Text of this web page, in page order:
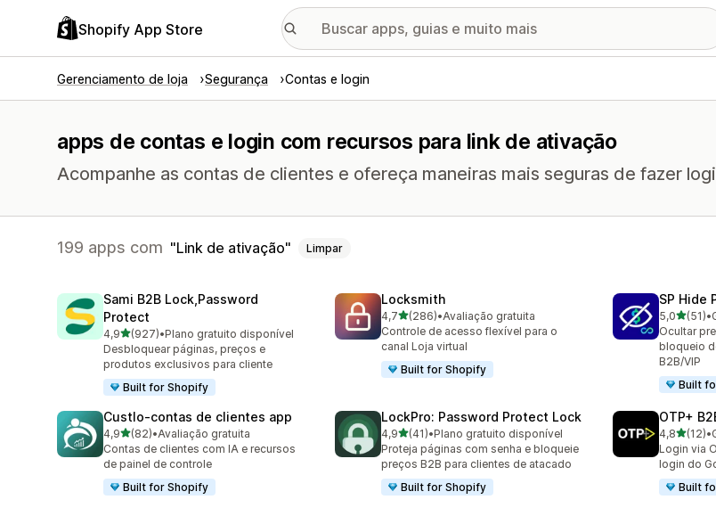
Shopify App Store
Gerenciamento de loja Segurança Contas e login
apps de contas e login com recursos para link de ativação
Acompanhe as contas de clientes e ofereça maneiras mais seguras de fazer
199 apps com Link de ativação Limpar
Sami B2B Lock,Password
Protect
4,9de 5 estrelas
(927)
927 avaliações ao todo
•Plano gratuito disponível
Desbloquear páginas, preços e
produtos exclusivos para cliente
Built for Shopify
Locksmith
4,7de 5 estrelas
(286)
286 avaliações ao todo
•Avaliação gratuita
Controle de acesso flexível para o
canal Loja virtual
Built for Shopify
SP Hide
5,0de 5
(51)
51 •
Ocultar
bloqueio
B2B/VIP
Built
Custlo‑contas de clientes app
4,9de 5 estrelas
(82)
82 avaliações ao todo
•Avaliação gratuita
Contas de clientes com IA e recursos
de painel de controle
Built for Shopify
LockPro: Password Protect Lock
4,9de 5 estrelas
(41)
41 avaliações ao todo
•Plano gratuito disponível
Proteja páginas com senha e bloqueie
preços B2B para clientes de atacado
Built for Shopify
OTP+
4,8de 5
(12)
12 •
Login via
login do
Built